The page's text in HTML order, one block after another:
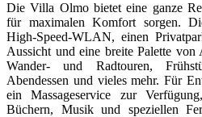
Die Villa Olmo bietet eine ganze
für maximalen Komfort sorgen.
High-Speed-WLAN, einen
Aussicht und eine breite Palette von
Wander- und Radtouren,
Abendessen und vieles mehr. Für
ein Massageservice zur
Büchern, Musik und speziellen